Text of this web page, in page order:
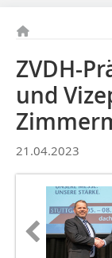
ZVDH-
und
21.04.2023